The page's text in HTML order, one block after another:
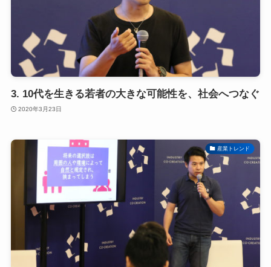
3. 10代を生きる若者の大きな可能性を、社会へつなぐ
2020年3月23日
産業トレンド